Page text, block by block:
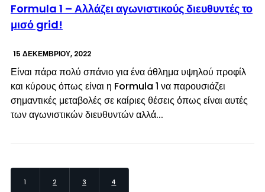
Formula 1 – Αλλάζει αγωνιστικούς διευθυντές το
μισό grid!
15 ΔΕΚΕΜΒΡΊΟΥ, 2022
Είναι πάρα πολύ σπάνιο για ένα άθλημα υψηλού προφίλ
και κύρους όπως είναι η Formula 1 να παρουσιάζει
σημαντικές μεταβολές σε καίριες θέσεις όπως είναι αυτές
των αγωνιστικών διευθυντών αλλά...
1 2 3 4